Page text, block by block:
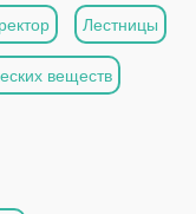
Лестницы
веществ